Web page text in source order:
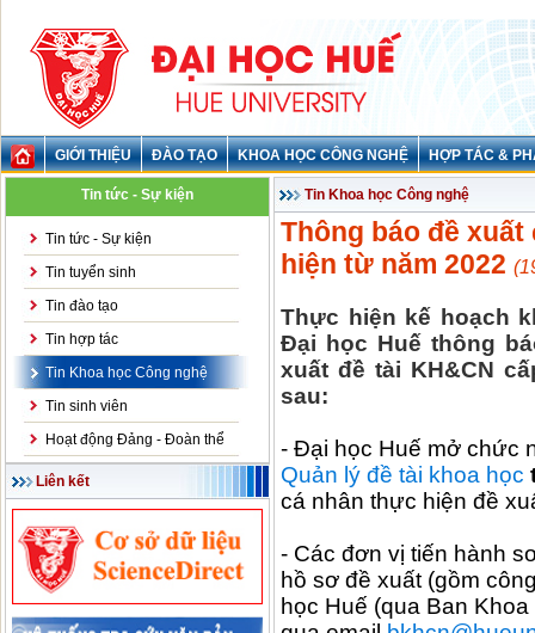
GIỚI THIỆU ĐÀO TẠO KHOA HỌC CÔNG NGHỆ HỢP TÁC &
Tin tức - Sự kiện
Tin tức - Sự kiện
Tin tuyển sinh
Tin đào tạo
Tin hợp tác
Tin Khoa học Công nghệ
Tin sinh viên
Hoạt động Đảng - Đoàn thể
Liên kết
Tin Khoa học Công nghệ
Thông báo đề
hiện từ năm 2022
Thực hiện kế hoạch
Đại học Huế thông
xuất đề tài KH&CN
sau:
- Đại học Huế mở chức
Quản lý đề tài khoa học
cá nhân thực hiện đề
- Các đơn vị tiến hành
hồ sơ đề xuất (gồm
học Huế (qua Ban